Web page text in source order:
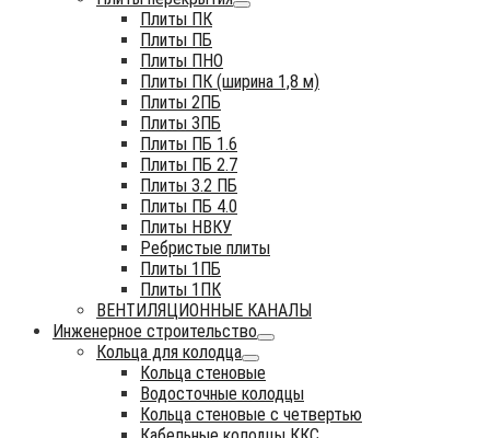
Плиты ПК
Плиты ПБ
Плиты ПНО
Плиты ПК (ширина 1,8 м)
Плиты 2ПБ
Плиты 3ПБ
Плиты ПБ 1.6
Плиты ПБ 2.7
Плиты 3.2 ПБ
Плиты ПБ 4.0
Плиты НВКУ
Ребристые плиты
Плиты 1ПБ
Плиты 1ПК
ВЕНТИЛЯЦИОННЫЕ КАНАЛЫ
Инженерное строительство
Кольца для колодца
Кольца стеновые
Водосточные колодцы
Кольца стеновые с четвертью